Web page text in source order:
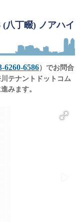
八丁畷) ノアハイ
6260-6586）でお問合
テナントドットコム
みます。